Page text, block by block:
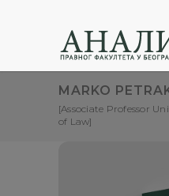
MARKO
[Associate Professor
of Law]